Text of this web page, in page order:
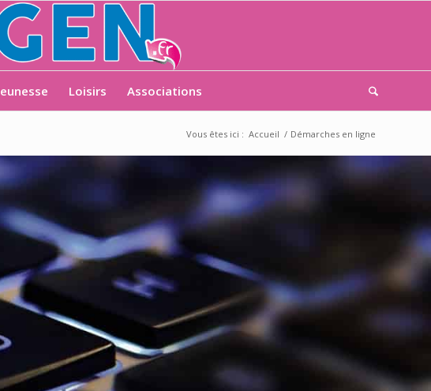
Loisirs Associations
Vous êtes ici : Accueil / Démarches en ligne